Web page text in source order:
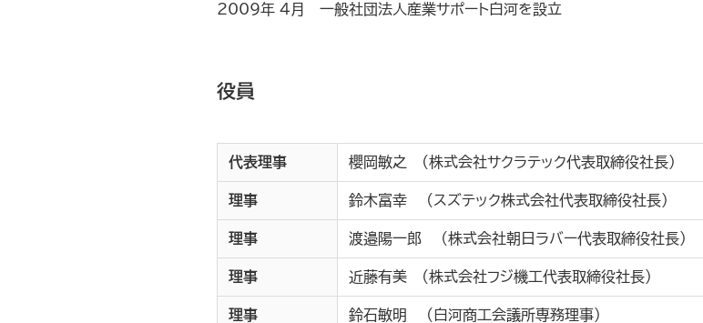
2009年 4月 一般社団法人産業サポート白河を設立
役員
代表理事 櫻岡敏之 (株式会社サクラテック代表取締役社長)
理事 鈴木富幸 (スズテック株式会社代表取締役社長)
理事 渡邉陽一郎 (株式会社朝日ラバー代表取締役社長)
理事 近藤有美 (株式会社フジ機工代表取締役社長)
理事 鈴石敏明 (白河商工会議所専務理事)